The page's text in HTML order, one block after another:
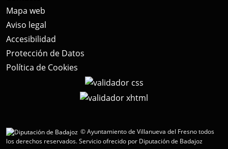
Mapa web
Aviso legal
Accesibilidad
Protección de Datos
Política de Cookies
© Ayuntamiento de Villanueva del Fresno todos
los derechos reservados.Servicio ofrecido por Diputación de Badajoz